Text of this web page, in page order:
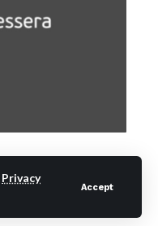
Privacy
Accept